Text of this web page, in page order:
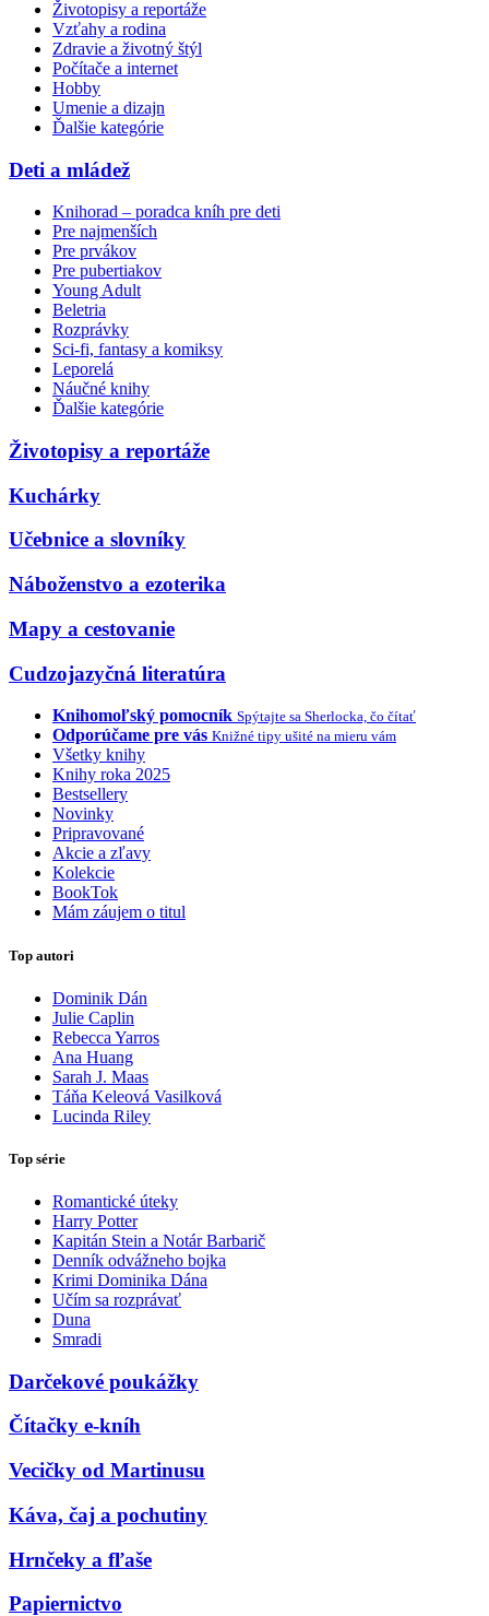
Životopisy a reportáže
Vzťahy a rodina
Zdravie a životný štýl
Počítače a internet
Hobby
Umenie a dizajn
Ďalšie kategórie
Deti a mládež
Knihorad – poradca kníh pre deti
Pre najmenších
Pre prvákov
Pre pubertiakov
Young Adult
Beletria
Rozprávky
Sci-fi, fantasy a komiksy
Leporelá
Náučné knihy
Ďalšie kategórie
Životopisy a reportáže
Kuchárky
Učebnice a slovníky
Náboženstvo a ezoterika
Mapy a cestovanie
Cudzojazyčná literatúra
Knihomoľský pomocník Spýtajte sa Sherlocka, čo čítať
Odporúčame pre vás Knižné tipy ušité na mieru vám
Všetky knihy
Knihy roka 2025
Bestsellery
Novinky
Pripravované
Akcie a zľavy
Kolekcie
BookTok
Mám záujem o titul
Top autori
Dominik Dán
Julie Caplin
Rebecca Yarros
Ana Huang
Sarah J. Maas
Táňa Keleová Vasilková
Lucinda Riley
Top série
Romantické úteky
Harry Potter
Kapitán Stein a Notár Barbarič
Denník odvážneho bojka
Krimi Dominika Dána
Učím sa rozprávať
Duna
Smradi
Darčekové poukážky
Čítačky e-kníh
Vecičky od Martinusu
Káva, čaj a pochutiny
Hrnčeky a fľaše
Papiernictvo